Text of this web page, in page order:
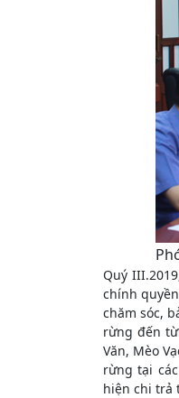
Quý
chính
chăm sóc,
rừng đến
Văn, Mèo
rừng tại
hiện chi trả